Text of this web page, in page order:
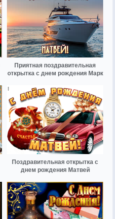
Приятная поздравительная
открытка с днем рождения Марк
Поздравительная открытка с
днем рождения Матвей